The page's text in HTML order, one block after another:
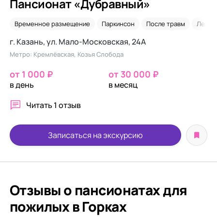
Пансионат «Дубравный»
Временное размещение Паркинсон После травм
г. Казань, ул. Мало-Московская, 24А
Метро: Кремлёвская, Козья Слобода
от 1 000 ₽
в день
от 30 000 ₽
в месяц
Читать 1 отзыв
Записаться на экскурсию
Отзывы о пансионатах для
пожилых в Горках